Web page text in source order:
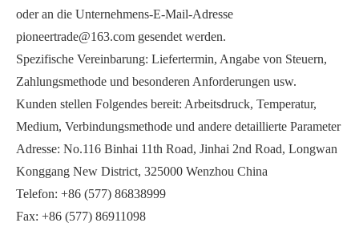
2000PSI Hochdruck-Kugelhahn 3PC Kugelhahn Q21F
oder an die Unternehmens-E-Mail-Adresse
pioneertrade@163.com gesendet werden.
Spezifische Vereinbarung: Liefertermin, Angabe von Steuern,
Zahlungsmethode und besonderen Anforderungen usw.
Kunden stellen Folgendes bereit: Arbeitsdruck, Temperatur,
Medium, Verbindungsmethode und andere detaillierte Parameter
Adresse: No.116 Binhai 11th Road, Jinhai 2nd Road, Longwan
Konggang New District, 325000 Wenzhou China
Telefon: +86 (577) 86838999
Fax: +86 (577) 86911098